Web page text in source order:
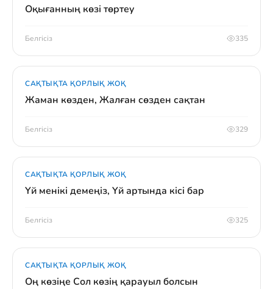
Оқығанның көзі төртеу
Белгісіз 335
САҚТЫҚТА ҚОРЛЫҚ ЖОҚ
Жаман көзден, Жалған сөзден сақтан
Белгісіз 329
САҚТЫҚТА ҚОРЛЫҚ ЖОҚ
Үй менікі демеңіз, Үй артында кісі бар
Белгісіз 325
САҚТЫҚТА ҚОРЛЫҚ ЖОҚ
Оң көзіңе Сол көзің қарауыл болсын